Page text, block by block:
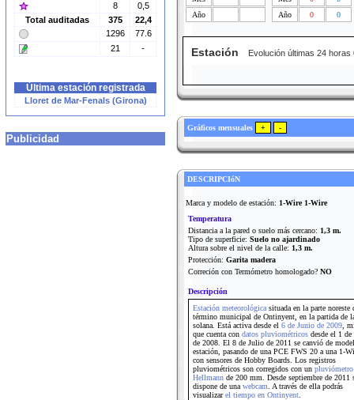
8
0,5
Total auditadas
375
22,4
1296
77.6
21
-
Última estación registrada
Lloret de Mar-Fenals (Girona)
Publicidad
Año
Año 0 0
Estación Evolución últimas 24 horas
Gráficos mensuales
DESCRIPCIóN
Marca y modelo de estación: 1-Wire 1-Wire
Temperatura
Distancia a la pared o suelo más cercano: 1,3 m.
Tipo de superficie: Suelo no ajardinado
Altura sobre el nivel de la calle: 1,3 m.
Protección: Garita madera
Correción con Termómetro homologado? NO
Descripción
Estación meteorológica situada en la parte noreste
término municipal de Ontinyent, en la partida de
solana. Está activa desde el 6 de Junio de 2009 ,
que cuenta con datos pluviométricos desde el 1 de
de 2008. El 8 de Julio de 2011 se canvió de
estación, pasando de una PCE FWS 20 a una 1-
con sensores de Hobby Boards. Los registros
pluviométricos son corregidos con un pluviómetro
Hellmann de 200 mm. Desde septiembre de 2011
dispone de una webcam . A través de ella podrás
visualizarel tiempo en Ontinyent